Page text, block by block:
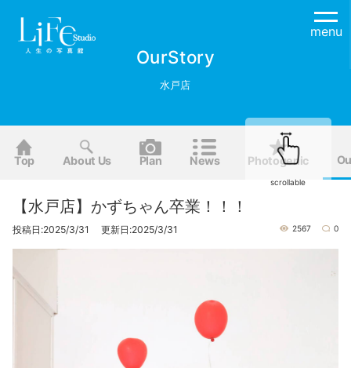
menu
OurStory
水戸店
Top About Us Plan News Photogenic
【水戸店】かずちゃん卒業！！！
投稿日:2025/3/31 更新日:2025/3/31 2567 0